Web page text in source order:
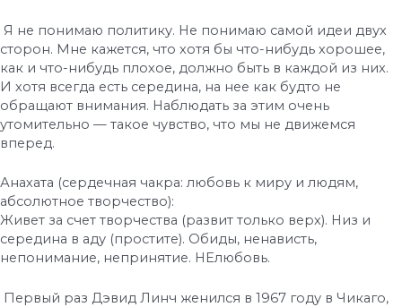
Я не понимаю политику. Не понимаю самой идеи двух
сторон. Мне кажется, что хотя бы что-нибудь хорошее,
как и что-нибудь плохое, должно быть в каждой из них.
И хотя всегда есть середина, на нее как будто не
обращают внимания. Наблюдать за этим очень
утомительно — такое чувство, что мы не движемся
вперед.
Анахата (сердечная чакра: любовь к миру и людям,
абсолютное творчество):
Живет за счет творчества (развит только верх). Низ и
середина в аду (простите). Обиды, ненависть,
непонимание, непринятие. НЕлюбовь.
Первый раз Дэвид Линч женился в 1967 году в Чикаго,